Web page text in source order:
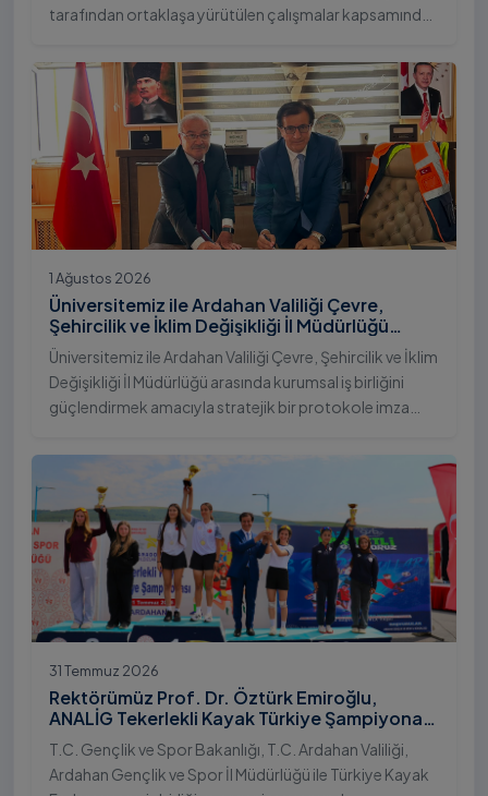
tarafından ortaklaşa yürütülen çalışmalar kapsamında,
"İstifli Taş Tahkimatı" projesi titizlikle tamamlandı.
1 Ağustos 2026
Üniversitemiz ile Ardahan Valiliği Çevre,
Şehircilik ve İklim Değişikliği İl Müdürlüğü
Arasında İş Birliği Protokolü İmzalandı
Üniversitemiz ile Ardahan Valiliği Çevre, Şehircilik ve İklim
Değişikliği İl Müdürlüğü arasında kurumsal iş birliğini
güçlendirmek amacıyla stratejik bir protokole imza
31 Temmuz 2026
Rektörümüz Prof. Dr. Öztürk Emiroğlu,
ANALİG Tekerlekli Kayak Türkiye Şampiyonası
Ödül Töreni’ne Katıldı
T.C. Gençlik ve Spor Bakanlığı, T.C. Ardahan Valiliği,
Ardahan Gençlik ve Spor İl Müdürlüğü ile Türkiye Kayak